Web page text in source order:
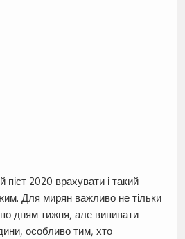
2020 врахувати і такий
Для мирян важливо не тільки
дням тижня, але випивати
особливо тим, хто